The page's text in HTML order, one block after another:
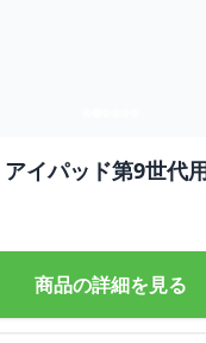
イパッド第9世代
商品の詳細を見る